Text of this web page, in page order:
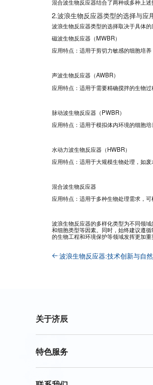
混合波生物反应器结合了两种或多种上
2.波浪生物反应器类型的选择与应
波浪生物反应器类型的选择取决于具体
磁波生物反应器（MWBR）
应用特点：适用于剪切力敏感的细胞培
声波生物反应器（AWBR）
应用特点：适用于需要精确搅拌的生物
脉动波生物反应器（PWBR）
应用特点：适用于模拟体内环境的细胞
水动力波生物反应器（HWBR）
应用特点：适用于大规模生物处理，如
混合波生物反应器
应用特点：适用于多种生物处理需求，
波浪生物反应器的多样化类型为不同领
和细胞类型等因素。同时，始终建议遵
的生物工程和环境保护等领域发挥更加重
波浪生物反应器:技术创新与自
关于济辰
特色服务